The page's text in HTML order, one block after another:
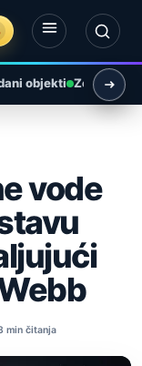
objekti Zemlja i
vode
min čitanja